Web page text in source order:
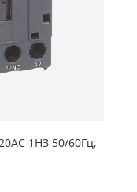
1НЗ 50/60Гц,